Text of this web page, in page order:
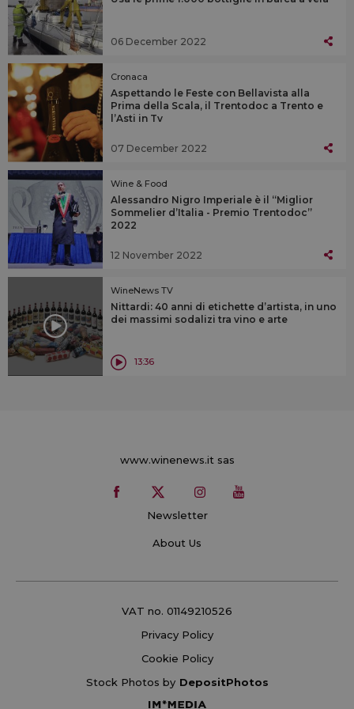
06 December 2022
Cronaca
Aspettando le Feste con Bellavista alla
Prima della Scala, il Trentodoc a Trento e
l’Asti in Tv
07 December 2022
Wine & Food
Alessandro Nigro Imperiale è il “Miglior
Sommelier d’Italia - Premio Trentodoc”
2022
12 November 2022
WineNews TV
Nittardi: 40 anni di etichette d’artista, in uno
dei massimi sodalizi tra vino e arte
13:36
www.winenews.it sas
Newsletter
About Us
VAT no. 01149210526
Privacy Policy
Cookie Policy
Stock Photos by DepositPhotos